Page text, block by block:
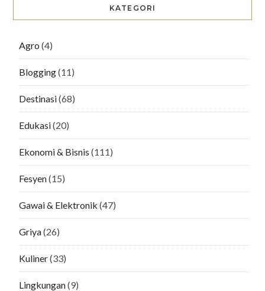
KATEGORI
Agro (4)
Blogging(11)
Destinasi(68)
Edukasi(20)
Ekonomi & Bisnis (111)
Fesyen(15)
Gawai & Elektronik (47)
Griya(26)
Kuliner(33)
Lingkungan(9)